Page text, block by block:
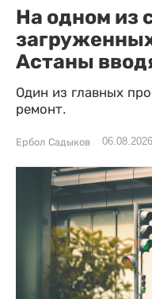
На одном из
Астаны
Один из главных
ремонт.
Ербол Садыков